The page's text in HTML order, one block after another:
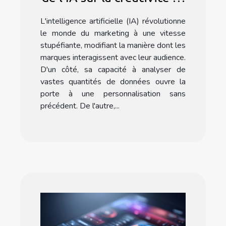
L'intelligence artificielle (IA) révolutionne
le monde du marketing à une vitesse
stupéfiante, modifiant la manière dont les
marques interagissent avec leur audience.
D'un côté, sa capacité à analyser de
vastes quantités de données ouvre la
porte à une personnalisation sans
précédent. De l'autre,...